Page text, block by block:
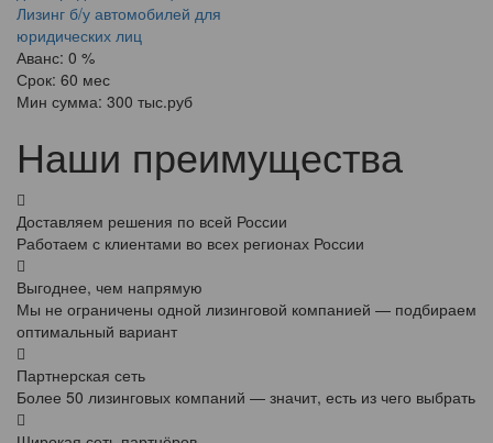
Лизинг б/у автомобилей для
юридических лиц
Аванс: 0 %
Срок: 60 мес
Мин сумма: 300 тыс.руб
Наши преимущества
Доставляем решения по всей России
Работаем с клиентами во всех регионах России
Выгоднее, чем напрямую
Мы не ограничены одной лизинговой компанией — подбираем
оптимальный вариант
Партнерская сеть
Более 50 лизинговых компаний — значит, есть из чего выбрать